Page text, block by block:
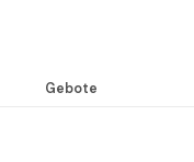
Gebote